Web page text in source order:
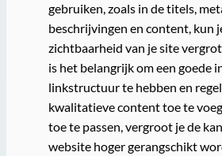
gebruiken, zoals in de titels,
beschrijvingen en content, kun
zichtbaarheid van je site
is het belangrijk om een goede
linkstructuur te hebben en
kwalitatieve content toe te
toe te passen, vergroot je de
website hoger gerangschikt